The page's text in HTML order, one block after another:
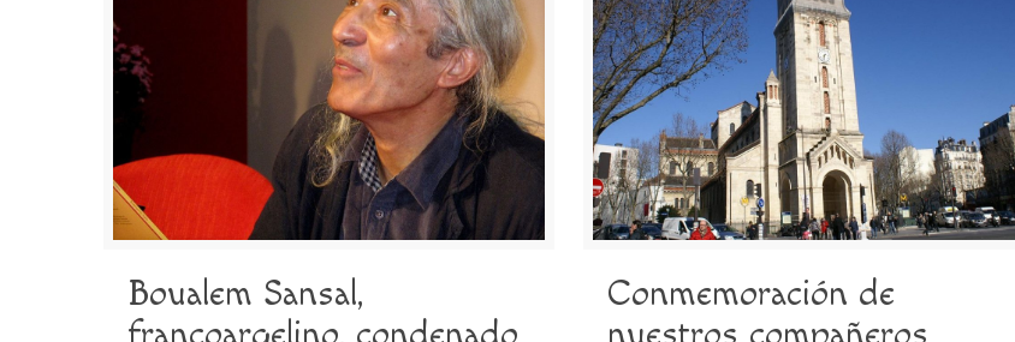
Boualem Sansal,
Conmemoración de